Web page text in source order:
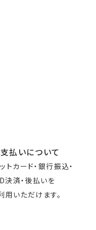
払いについて
トカード・銀行振込・
決済・後払いを
用いただけます。